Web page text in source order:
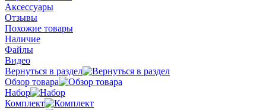
Аксессуары
Отзывы
Похожие товары
Наличие
Файлы
Видео
Вернуться в раздел
Обзор товара
Набор
Комплект